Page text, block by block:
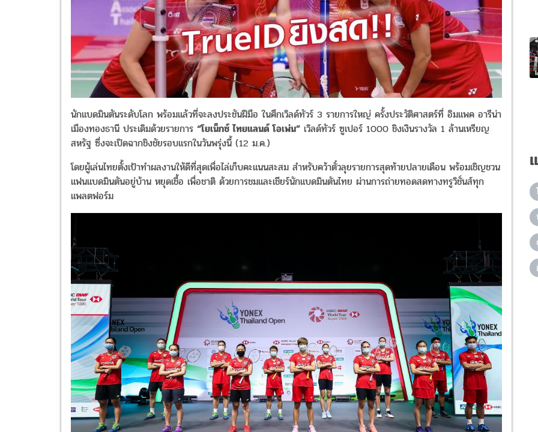
นักแบดมินตันระดับโลก พร้อมแล้วที่จะลงประชันฝีมือ ในศึกเวิลด์ทัวร์ 3 รายการใหญ่ ครั้งประวัติศาสตร์ที่ อิมแพค อารีน่า
เมืองทองธานี ประเดิมด้วยรายการ “โยเน็กซ์ ไทยแลนด์ โอเพ่น” เวิลด์ทัวร์ ซูเปอร์ 1000 ชิงเงินรางวัล 1 ล้านเหรียญ
สหรัฐ ซึ่งจะเปิดฉากชิงชัยรอบแรกในวันพรุ่งนี้ (12 ม.ค.)
โดยผู้เล่นไทยตั้งเป้าทำผลงานให้ดีที่สุดเพื่อไล่เก็บคะแนนสะสม สำหรับคว้าตั๋วลุยรายการสุดท้ายปลายเดือน พร้อมเชิญชวน
แฟนแบดมินตันอยู่บ้าน หยุดเชื้อ เพื่อชาติ ด้วยการชมและเชียร์นักแบดมินตันไทย ผ่านการถ่ายทอดสดทางทรูวิชั่นส์ทุก
แพลตฟอร์ม